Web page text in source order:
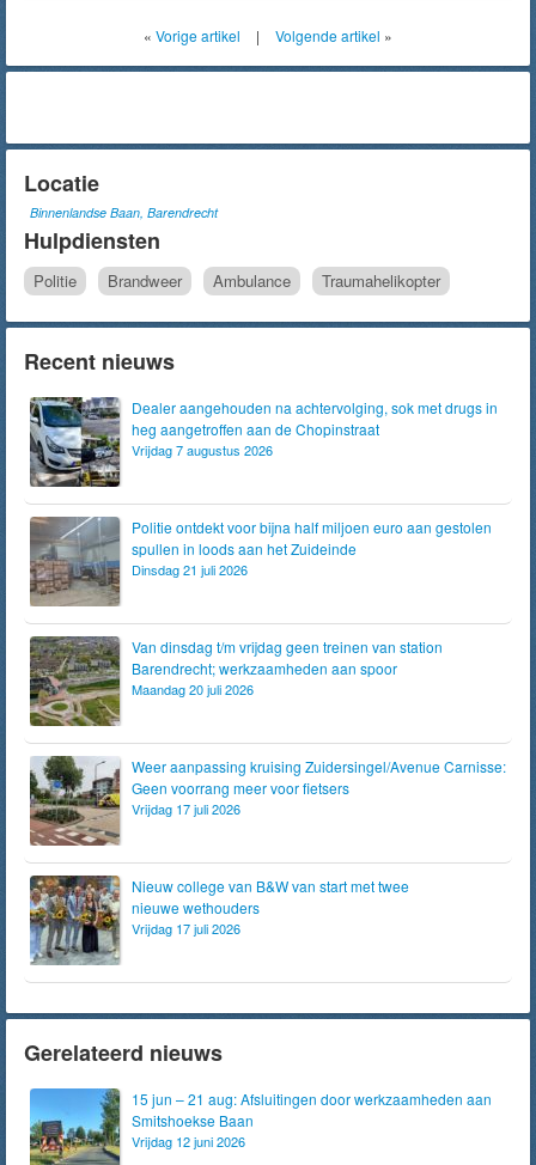
« Vorige artikel | Volgende artikel »
Locatie
Binnenlandse Baan, Barendrecht
Hulpdiensten
Politie Brandweer Ambulance Traumahelikopter
Recent nieuws
Dealer aangehouden na achtervolging, sok met drugs in
heg aangetroffen aan de Chopinstraat
Vrijdag 7 augustus 2026
Politie ontdekt voor bijna half miljoen euro aan gestolen
spullen in loods aan het Zuideinde
Dinsdag 21 juli 2026
Van dinsdag t/m vrijdag geen treinen van station
Barendrecht; werkzaamheden aan spoor
Maandag 20 juli 2026
Weer aanpassing kruising Zuidersingel/Avenue Carnisse:
Geen voorrang meer voor fietsers
Vrijdag 17 juli 2026
Nieuw college van B&W van start met twee
nieuwe wethouders
Vrijdag 17 juli 2026
Gerelateerd nieuws
15 jun – 21 aug: Afsluitingen door werkzaamheden aan
Smitshoekse Baan
Vrijdag 12 juni 2026